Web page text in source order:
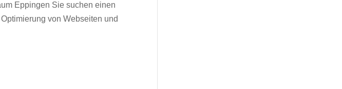
Eppingen Sie suchen einen
von Webseiten und